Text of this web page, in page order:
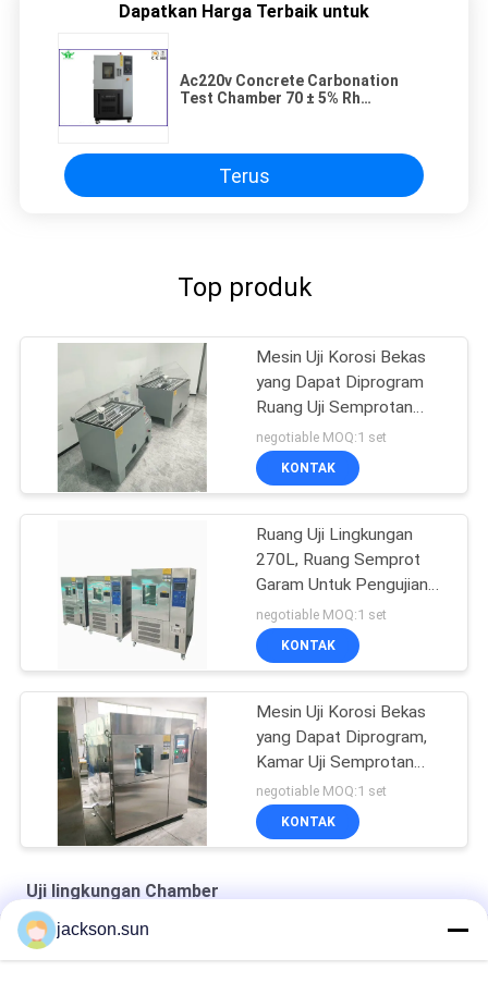
Dapatkan Harga Terbaik untuk
Ac220v Concrete Carbonation
Test Chamber 70 ± 5% Rh
Terus
Top produk
Mesin Uji Korosi Bekas
yang Dapat Diprogram
Ruang Uji Semprotan
Garam
negotiable MOQ:1 set
KONTAK
Ruang Uji Lingkungan
270L, Ruang Semprot
Garam Untuk Pengujian
Korosi
negotiable MOQ:1 set
KONTAK
Mesin Uji Korosi Bekas
yang Dapat Diprogram,
Kamar Uji Semprotan
Garam AC220V
negotiable MOQ:1 set
KONTAK
Uji lingkungan Chamber
Air - Cooled Climatic 50HZ Environmental Test Chamber
jackson.sun